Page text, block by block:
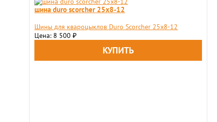
шина duro scorcher 25x8-12
Шины для квароцыклов Duro Scorcher 25x8-12
Цена: 8 500 ₽